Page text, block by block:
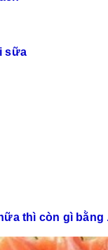
sữa
thì còn gì bằng